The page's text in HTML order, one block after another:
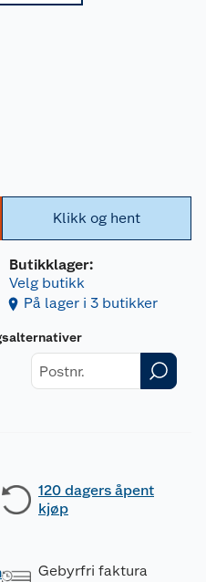
Klikk og hent
Butikklager:
Velg butikk
På lager i 3 butikker
120 dagers åpent
kjøp
Gebyrfri faktura